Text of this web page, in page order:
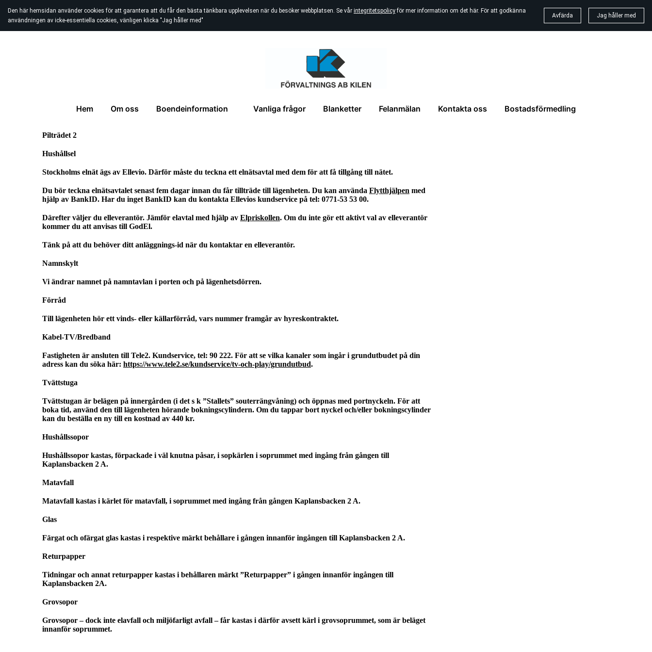
Den här hemsidan använder cookies för att garantera att du får den bästa tänkbara upplevelsen när du besöker webbplatsen. Se vår integritetspolicyför mer information om det här. För att godkänna
användningen av icke-essentiella cookies, vänligen klicka "Jag håller med"
Avfärda Jag håller med
Hem Om oss Boendeinformation Vanliga frågor Blanketter Felanmälan Kontakta oss Bostadsförmedling
Pilträdet 2
Hushållsel
Stockholms elnät ägs av Ellevio. Därför måste du teckna ett elnätsavtal med dem för att få tillgång till nätet.
Du bör teckna elnätsavtalet senast fem dagar innan du får tillträde till lägenheten. Du kan använda Flytthjälpen med
hjälp av BankID. Har du inget BankID kan du kontakta Ellevios kundservice på tel: 0771-53 53 00.
Därefter väljer du elleverantör. Jämför elavtal med hjälp av Elpriskollen. Om du inte gör ett aktivt val av elleverantör
kommer du att anvisas till GodEl.
Tänk på att du behöver ditt anläggnings-id när du kontaktar en elleverantör.
Namnskylt
Vi ändrar namnet på namntavlan i porten och på lägenhetsdörren.
Förråd
Till lägenheten hör ett vinds- eller källarförråd, vars nummer framgår av hyreskontraktet.
Kabel-TV/Bredband
Fastigheten är ansluten till Tele2. Kundservice, tel: 90 222. För att se vilka kanaler som ingår i grundutbudet på din
adress kan du söka här: https://www.tele2.se/kundservice/tv-och-play/grundutbud.
Tvättstuga
Tvättstugan är belägen på innergården (i det s k ”Stallets” souterrängvåning) och öppnas med portnyckeln. För att
boka tid, använd den till lägenheten hörande bokningscylindern. Om du tappar bort nyckel och/eller bokningscylinder
kan du beställa en ny till en kostnad av 440 kr.
Hushållssopor
Hushållssopor kastas, förpackade i väl knutna påsar, i sopkärlen i soprummet med ingång från gången till
Kaplansbacken 2 A.
Matavfall
Matavfall kastas i kärlet för matavfall, i soprummet med ingång från gången Kaplansbacken 2 A.
Glas
Färgat och ofärgat glas kastas i respektive märkt behållare i gången innanför ingången till Kaplansbacken 2 A.
Returpapper
Tidningar och annat returpapper kastas i behållaren märkt ”Returpapper” i gången innanför ingången till
Kaplansbacken 2A.
Grovsopor
Grovsopor – dock inte elavfall och miljöfarligt avfall – får kastas i därför avsett kärl i grovsoprummet, som är beläget
innanför soprummet.